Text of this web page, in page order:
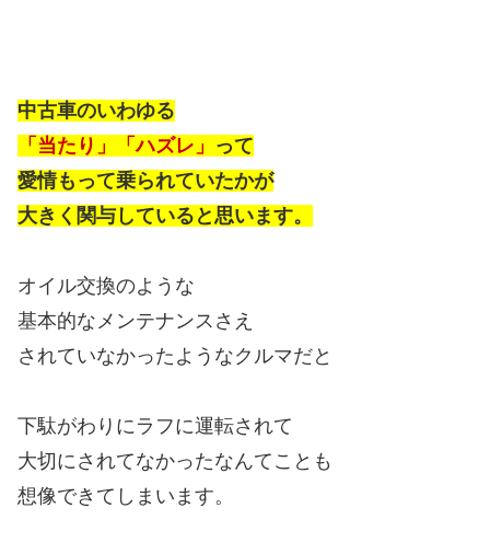
中古車のいわゆる
「当たり」「ハズレ」 って
愛情もって乗られていたかが
大きく関与していると思います。
オイル交換のような
基本的なメンテナンスさえ
されていなかったようなクルマだと
下駄がわりにラフに運転されて
大切にされてなかったなんてことも
想像できてしまいます。